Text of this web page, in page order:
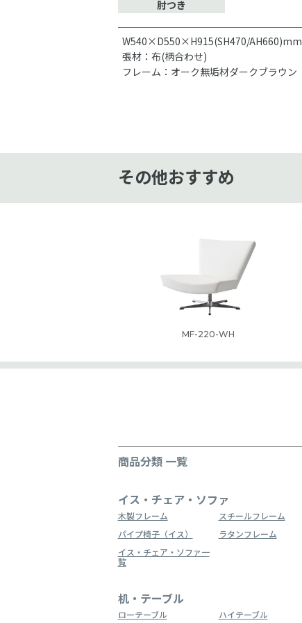
肘つき
W540×D550×H915(SH470/AH660)mm
張材：布(柄合わせ)
フレーム：オーク無垢材ダークブラウン
その他おすすめ
MF-220-WH
商品分類 一覧
イス・チェア・ソファ
木製フレーム スチールフレーム
パイプ椅子（イス）
ラタンフレーム
イス・チェア・ソファ一
覧
机・テーブル
ローテーブル ハイテーブル